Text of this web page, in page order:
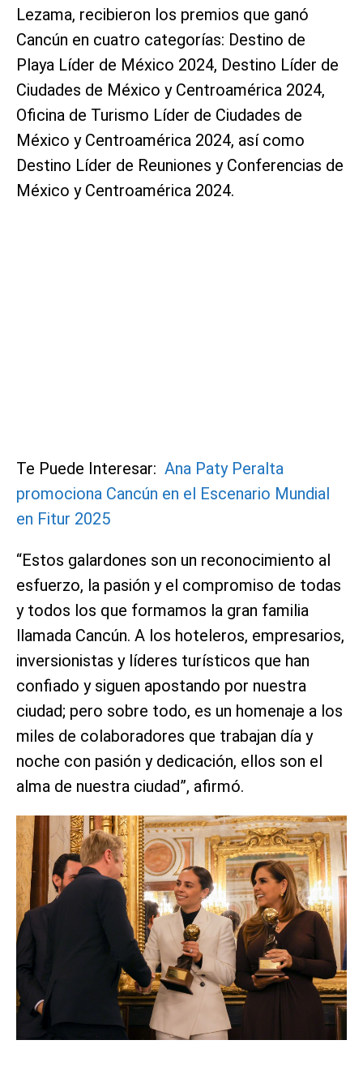
Lezama, recibieron los premios que ganó
Cancún en cuatro categorías: Destino de
Playa Líder de México 2024, Destino Líder de
Ciudades de México y Centroamérica 2024,
Oficina de Turismo Líder de Ciudades de
México y Centroamérica 2024, así como
Destino Líder de Reuniones y Conferencias de
México y Centroamérica 2024.
Te Puede Interesar: Ana Paty Peralta
promociona Cancún en el Escenario Mundial
en Fitur 2025
“Estos galardones son un reconocimiento al
esfuerzo, la pasión y el compromiso de todas
y todos los que formamos la gran familia
llamada Cancún. A los hoteleros, empresarios,
inversionistas y líderes turísticos que han
confiado y siguen apostando por nuestra
ciudad; pero sobre todo, es un homenaje a los
miles de colaboradores que trabajan día y
noche con pasión y dedicación, ellos son el
alma de nuestra ciudad”, afirmó.